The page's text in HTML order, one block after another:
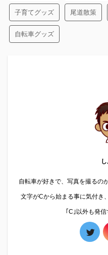
子育てグッズ 尾道散策
自転車グッズ
自転車が好きで、写真を撮るの
文字がCから始まる事に気付き
｢C｣以外も発信